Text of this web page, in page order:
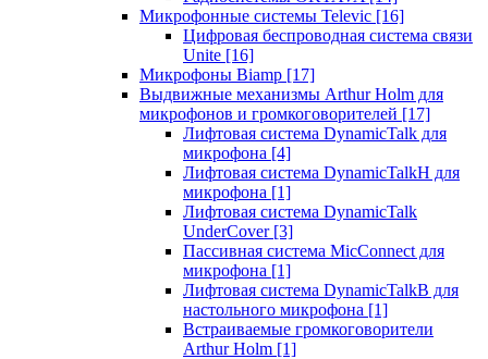
Микрофонные системы Televic [16]
Цифровая беспроводная система связи
Unite [16]
Микрофоны Biamp [17]
Выдвижные механизмы Arthur Holm для
микрофонов и громкоговорителей [17]
Лифтовая система DynamicTalk для
микрофона [4]
Лифтовая система DynamicTalkH для
микрофона [1]
Лифтовая система DynamicTalk
UnderCover [3]
Пассивная система MicConnect для
микрофона [1]
Лифтовая система DynamicTalkB для
настольного микрофона [1]
Встраиваемые громкоговорители
Arthur Holm [1]